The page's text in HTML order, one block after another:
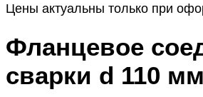
Цены актуальны только при
Фланцевое
сварки d 110